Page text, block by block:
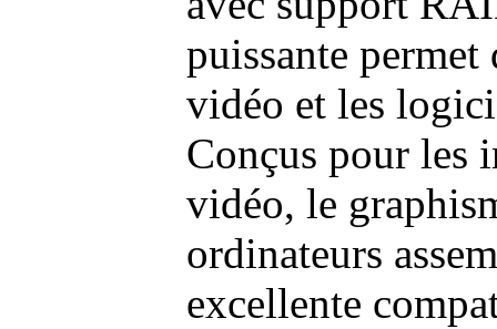
puissante permet
vidéo et les
Conçus pour les
vidéo, le
ordinateurs
excellente